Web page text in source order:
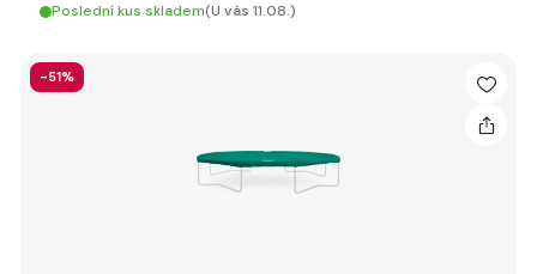
Poslední kus skladem(U vás 11.08.)
-51%